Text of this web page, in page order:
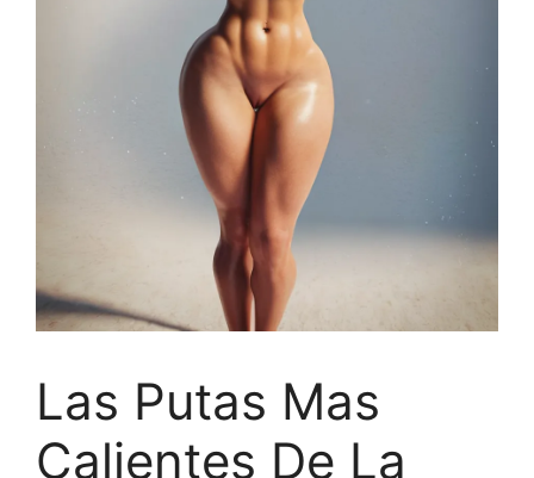
Las Putas Mas
Calientes De La